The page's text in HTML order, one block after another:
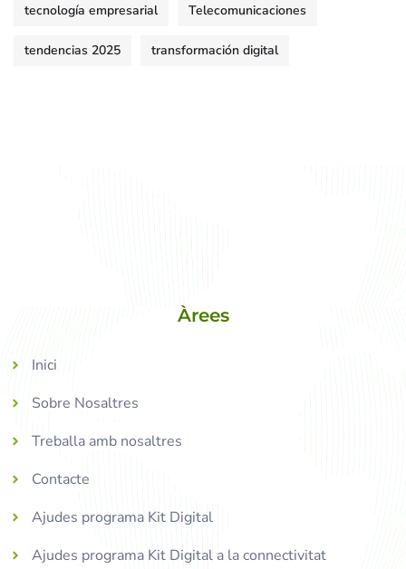
tecnología empresarial Telecomunicaciones
tendencias 2025 transformación digital
Àrees
Inici
Sobre Nosaltres
Treballa amb nosaltres
Contacte
Ajudes programa Kit Digital
Ajudes programa Kit Digital a la connectivitat